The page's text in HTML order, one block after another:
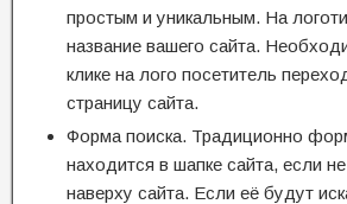
простым и уникальным. На
название вашего сайта.
клике на лого посетитель
страницу сайта.
Форма поиска. Традиционно
находится в шапке сайта, если
наверху сайта. Если её будут